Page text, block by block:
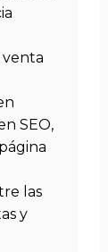
venta
SEO,
las
y